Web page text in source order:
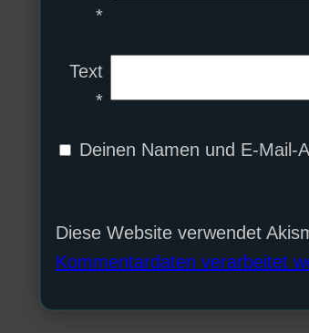
*
Text
*
Deinen Namen und E-Mail-
Diese Website verwendet
Kommentardaten verarbeitet